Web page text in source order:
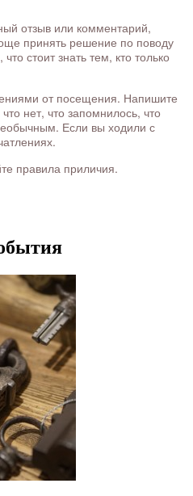
отзыв или комментарий,
принять решение по поводу
стоит знать тем, кто только
от посещения. Напишите
нет, что запомнилось, что
Если вы ходили с
правила приличия.